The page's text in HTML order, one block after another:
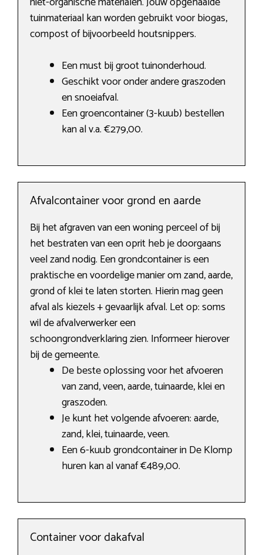
tuinmateriaal kan worden gebruikt voor biogas,
compost of bijvoorbeeld houtsnippers.
Een must bij groot tuinonderhoud.
Geschikt voor onder andere graszoden
en snoeiafval.
Een groencontainer (3-kuub) bestellen
kan al v.a. €279,00.
Afvalcontainer voor grond en aarde
Bij het afgraven van een woning perceel of bij
het bestraten van een oprit heb je doorgaans
veel zand nodig. Een grondcontainer is een
praktische en voordelige manier om zand, aarde,
grond of klei te laten storten. Hierin mag geen
afval als kiezels + gevaarlijk afval. Let op: soms
wil de afvalverwerker een
schoongrondverklaring zien. Informeer hierover
bij de gemeente.
De beste oplossing voor het afvoeren
van zand, veen, aarde, tuinaarde, klei en
graszoden.
Je kunt het volgende afvoeren: aarde,
zand, klei, tuinaarde, veen.
Een 6-kuub grondcontainer in De Klomp
huren kan al vanaf €489,00.
Container voor dakafval